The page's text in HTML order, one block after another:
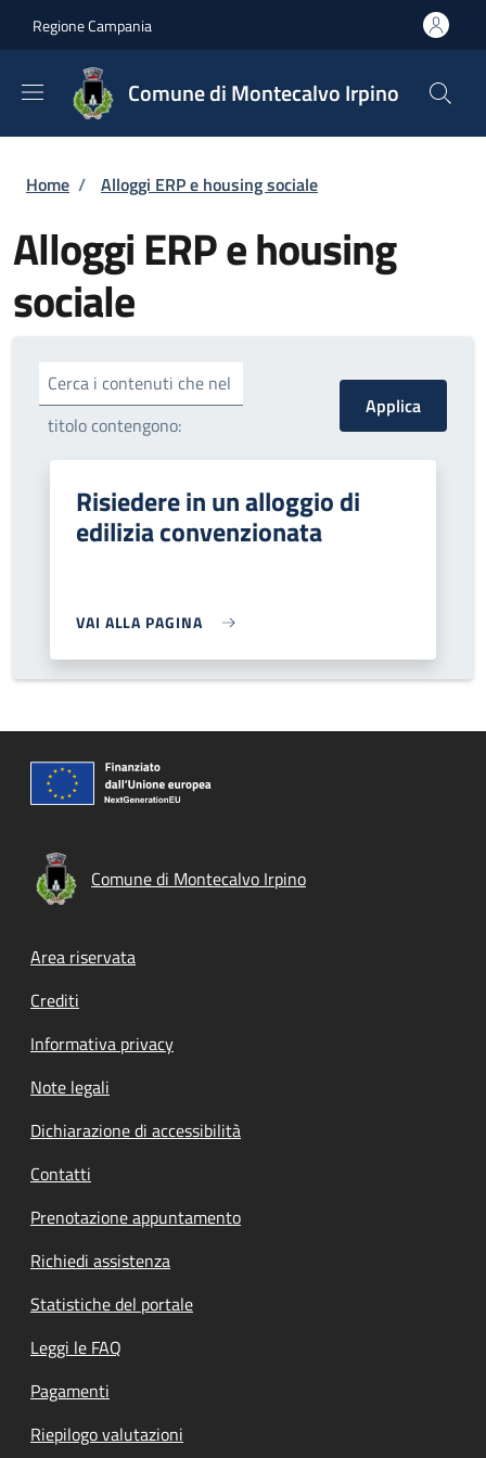
Regione Campania
Comune di Montecalvo Irpino
Briciole di pane
Home / Alloggi ERP e housing sociale
Alloggi ERP e housing
sociale
Cerca i contenuti che nel
titolo contengono:
Risiedere in un alloggio di
edilizia convenzionata
VAI ALLA PAGINA
Comune di Montecalvo Irpino
Footer menu
Area riservata
Crediti
Informativa privacy
Note legali
Dichiarazione di accessibilità
Contatti
Prenotazione appuntamento
Richiedi assistenza
Statistiche del portale
Leggi le FAQ
Pagamenti
Riepilogo valutazioni